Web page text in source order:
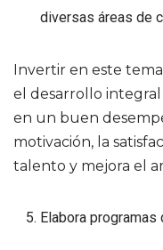
diversas áreas de
Invertir en este
el desarrollo
en un buen
motivación, la
talento y mejora el
Elabora